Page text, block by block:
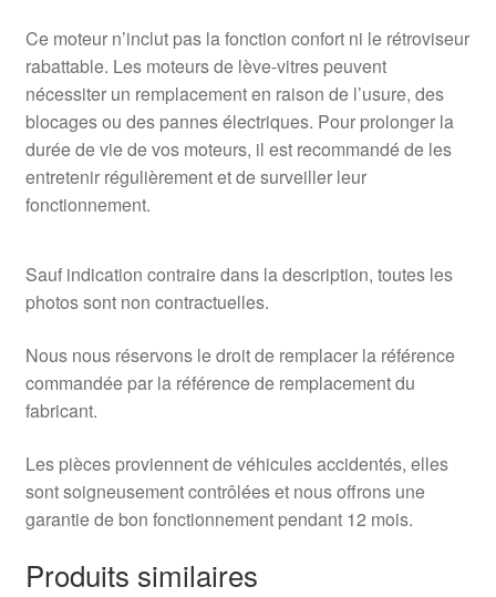
Ce moteur n’inclut pas la fonction confort ni le rétroviseur
rabattable. Les moteurs de lève-vitres peuvent
nécessiter un remplacement en raison de l’usure, des
blocages ou des pannes électriques. Pour prolonger la
durée de vie de vos moteurs, il est recommandé de les
entretenir régulièrement et de surveiller leur
fonctionnement.
Sauf indication contraire dans la description, toutes les
photos sont non contractuelles.
Nous nous réservons le droit de remplacer la référence
commandée par la référence de remplacement du
fabricant.
Les pièces proviennent de véhicules accidentés, elles
sont soigneusement contrôlées et nous offrons une
garantie de bon fonctionnement pendant 12 mois.
Produits similaires